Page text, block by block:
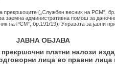
прекршоците („Службен весник на РСМ”,
за заемна административна помош за
на РСМ”, бр.191/19), Управата за јавни
ЈАВНА ОБЈАВА
платни налози
лица во правни